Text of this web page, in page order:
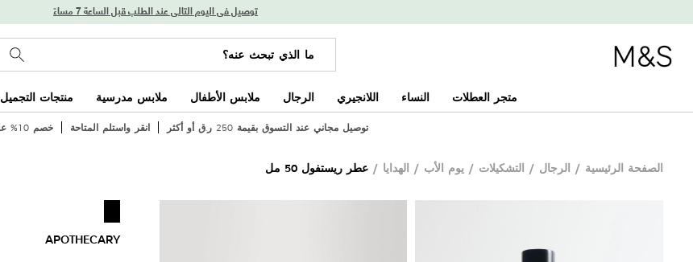
توصيل في اليوم التالي عند الطلب قبل الساعة 7 مساءً
متجر العطلات النساء اللانجيري الرجال ملابس الأطفال ملابس مدرسية منتجات التجميل
توصيل مجاني عند التسوق بقيمة 250 ر.ق أو أكثر انقر واستلم المتاحة خصم 10% على الطلب الأول
الصفحة الرئيسية / الرجال / التشكيلات / يوم الأب / الهدايا / عطر ريستفول 50 مل
APOTHECARY